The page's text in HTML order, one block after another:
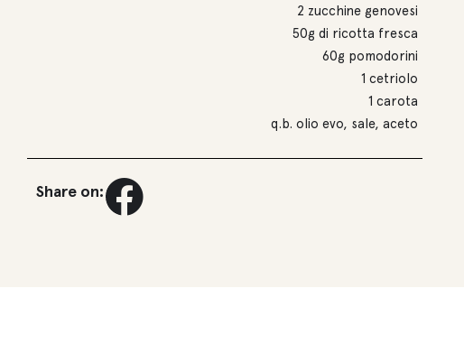
2 zucchine genovesi
50g di ricotta fresca
60g pomodorini
1 cetriolo
1 carota
q.b. olio evo, sale, aceto
Share on: